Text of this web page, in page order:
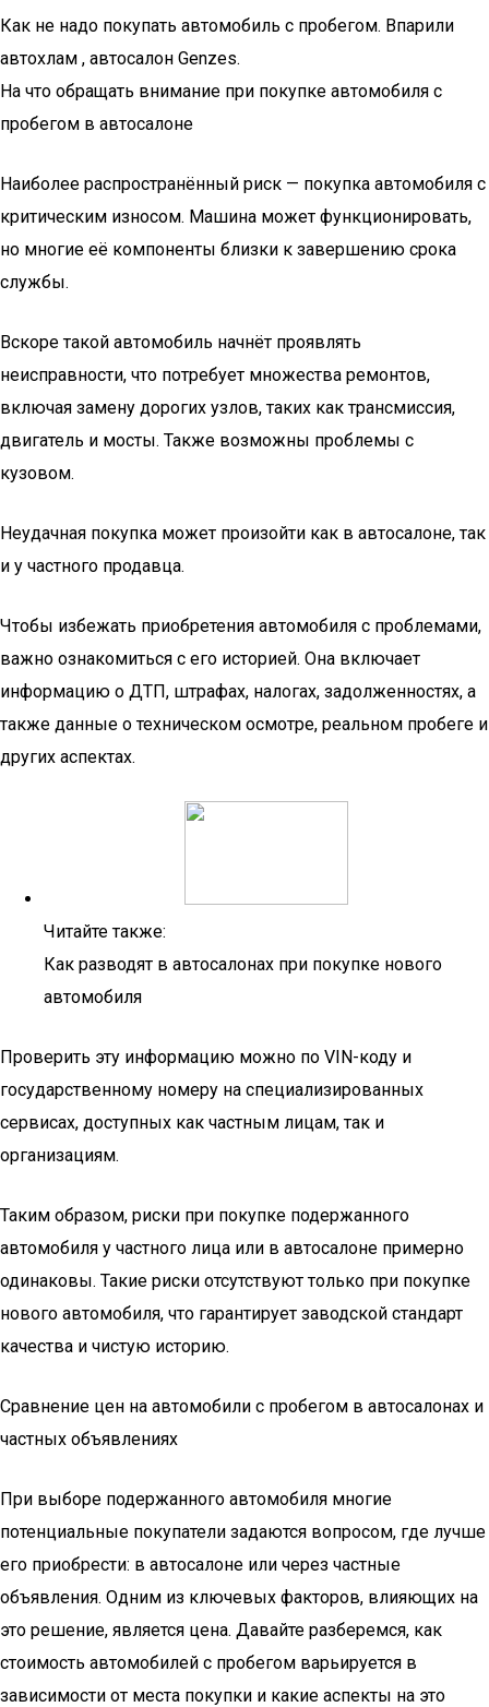
Как не надо покупать автомобиль с пробегом. Впарили
автохлам , автосалон Genzes.
На что обращать внимание при покупке автомобиля с
пробегом в автосалоне
Наиболее распространённый риск — покупка автомобиля с
критическим износом. Машина может функционировать,
но многие её компоненты близки к завершению срока
службы.
Вскоре такой автомобиль начнёт проявлять
неисправности, что потребует множества ремонтов,
включая замену дорогих узлов, таких как трансмиссия,
двигатель и мосты. Также возможны проблемы с
кузовом.
Неудачная покупка может произойти как в автосалоне, так
и у частного продавца.
Чтобы избежать приобретения автомобиля с проблемами,
важно ознакомиться с его историей. Она включает
информацию о ДТП, штрафах, налогах, задолженностях, а
также данные о техническом осмотре, реальном пробеге и
других аспектах.
Читайте также:
Как разводят в автосалонах при покупке нового
автомобиля
Проверить эту информацию можно по VIN-коду и
государственному номеру на специализированных
сервисах, доступных как частным лицам, так и
организациям.
Таким образом, риски при покупке подержанного
автомобиля у частного лица или в автосалоне примерно
одинаковы. Такие риски отсутствуют только при покупке
нового автомобиля, что гарантирует заводской стандарт
качества и чистую историю.
Сравнение цен на автомобили с пробегом в автосалонах и
частных объявлениях
При выборе подержанного автомобиля многие
потенциальные покупатели задаются вопросом, где лучше
его приобрести: в автосалоне или через частные
объявления. Одним из ключевых факторов, влияющих на
это решение, является цена. Давайте разберемся, как
стоимость автомобилей с пробегом варьируется в
зависимости от места покупки и какие аспекты на это